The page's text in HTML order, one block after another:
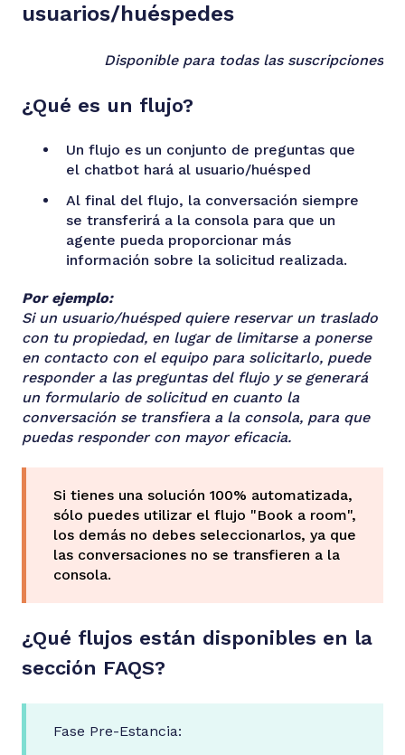
usuarios/huéspedes
Disponible para todas las suscripciones
¿Qué es un flujo?
Un flujo es un conjunto de preguntas que
el chatbot hará al usuario/huésped
Al final del flujo, la conversación siempre
se transferirá a la consola para que un
agente pueda proporcionar más
información sobre la solicitud realizada.
Por ejemplo:
Si un usuario/huésped quiere reservar un traslado
con tu propiedad, en lugar de limitarse a ponerse
en contacto con el equipo para solicitarlo, puede
responder a las preguntas del flujo y se generará
un formulario de solicitud en cuanto la
conversación se transfiera a la consola, para que
puedas responder con mayor eficacia.
Si tienes una solución 100% automatizada,
sólo puedes utilizar el flujo "Book a room",
los demás no debes seleccionarlos, ya que
las conversaciones no se transfieren a la
consola.
¿Qué flujos están disponibles en la
sección FAQS?
Fase Pre-Estancia: